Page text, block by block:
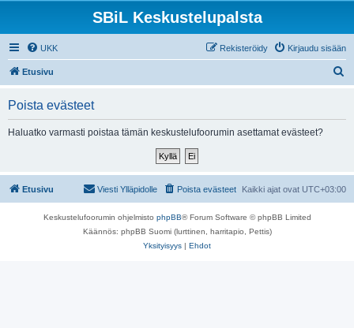
SBiL Keskustelupalsta
UKK Kirjaudu sisään
Rekisteröidy
Etusivu
Poista evästeet
Haluatko varmasti poistaa tämän keskustelufoorumin asettamat evästeet?
Etusivu Kaikki ajat ovat UTC+03:00
Poista evästeet
Viesti Ylläpidolle
Keskustelufoorumin ohjelmisto phpBB® Forum Software © phpBB Limited
Käännös: phpBB Suomi (lurttinen, harritapio, Pettis)
Yksityisyys | Ehdot